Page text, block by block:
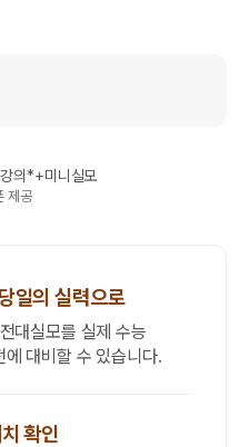
의*+미니실모
제공
일의 실력으로
대실모를 실제 수능
대비할 수 있습니다.
확인